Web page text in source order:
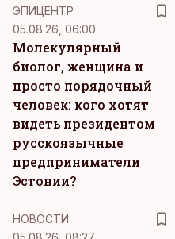
ЭПИЦЕНТР
05.08.26, 06:00
Молекулярный
биолог, женщина и
просто порядочный
человек: кого хотят
видеть президентом
русскоязычные
предприниматели
Эстонии?
НОВОСТИ